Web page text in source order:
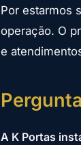
Por estarmos
operação. O
e
A K Portas